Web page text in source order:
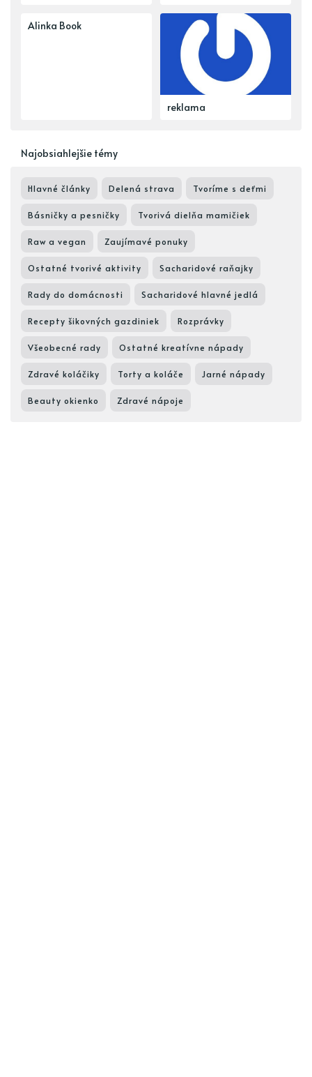
Alinka Book
reklama
Najobsiahlejšie témy
Hlavné články Delená strava Tvoríme s deťmi
Básničky a pesničky Tvorivá dielňa mamičiek
Raw a vegan Zaujímavé ponuky
Ostatné tvorivé aktivity Sacharidové raňajky
Rady do domácnosti Sacharidové hlavné jedlá
Recepty šikovných gazdiniek Rozprávky
Všeobecné rady Ostatné kreatívne nápady
Zdravé koláčiky Torty a koláče Jarné nápady
Beauty okienko Zdravé nápoje